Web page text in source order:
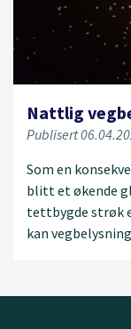
Nattlig
Publisert
Som en
blitt et økende
tettbygde strøk
kan